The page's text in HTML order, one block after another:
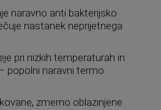
naravno anti bakterijsko
nastanek neprijetnega
pri nizkih temperaturah in
popolni naravni termo
zmerno oblazinjene